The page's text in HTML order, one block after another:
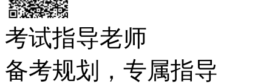
考试指导老师
备考规划，专属指导